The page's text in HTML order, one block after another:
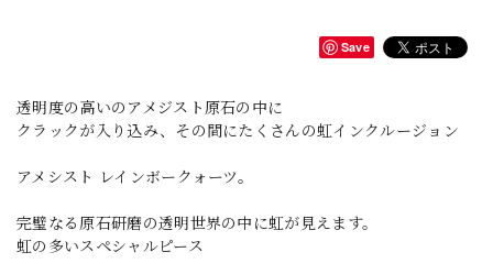
Save
透明度の高いのアメジスト原石の中に
クラックが入り込み、その間にたくさんの虹インクルージョン
アメシスト レインボークォーツ。
完璧なる原石研磨の透明世界の中に虹が見えます。
虹の多いスペシャルピース